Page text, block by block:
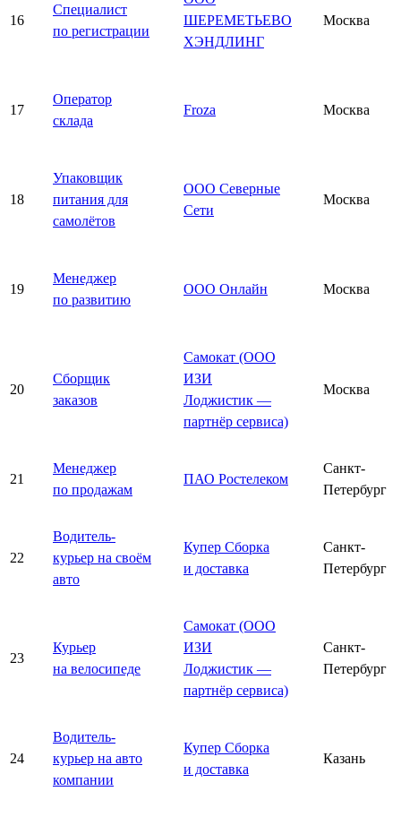
16
Специалист
по регистрации
ШЕРЕМЕТЬЕВО
ХЭНДЛИНГ
Москва
17
Оператор
склада
Froza Москва
18
Упаковщик
питания для
самолётов
ООО Северные
Сети
Москва
19
Менеджер
по развитию
ООО Онлайн Москва
20
Сборщик
заказов
Самокат (ООО
ИЗИ
Лоджистик —
партнёр сервиса)
Москва
21
Менеджер
по продажам
ПАО Ростелеком
Санкт-
Петербург
22
Водитель-
курьер на своём
авто
Купер Сборка
и доставка
Санкт-
Петербург
23
Курьер
на велосипеде
Самокат (ООО
ИЗИ
Лоджистик —
партнёр сервиса)
Санкт-
Петербург
24
Водитель-
курьер на авто
компании
Купер Сборка
и доставка
Казань